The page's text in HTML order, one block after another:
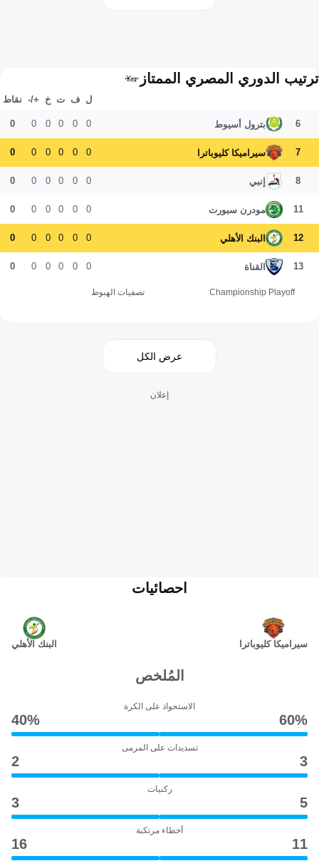
ترتيب الدوري المصري الممتاز
ل ف ت خ +/- نقاط
6 بترول أسيوط 0
0
0
0
0
0
7 سيراميكا كليوباترا 0
0
0
0
0
0
8 إنبي 0
0
0
0
0
0
11 مودرن سبورت 0
0
0
0
0
0
12 البنك الأهلي 0
0
0
0
0
0
13 القناة 0
0
0
0
0
0
Championship Playoff تصفيات الهبوط
عرض الكل
إعلان
سيراميكا كليوباترا
احصائيات
البنك الأهلي
المُلخص
الاستحواذ على الكرة
60‎%‎
40‎%‎
تسديدات على المرمى
3
2
ركنيات
5
3
أخطاء مرتكبة
11
16